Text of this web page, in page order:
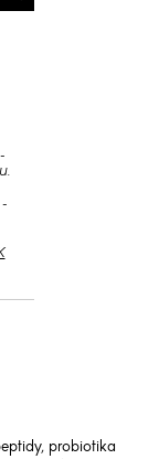
-
-
probiotika